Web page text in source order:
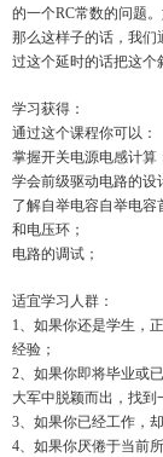
的一个RC常数的问题
那么这样子的话，我们
过这个延时的话把这个
学习获得：
通过这个课程你可以：
掌握开关电源电感计算
学会前级驱动电路的设
了解自举电容自举电
和电压环；
电路的调试；
适宜学习人群：
1、如果你还是学生，
经验；
2、如果你即将毕业或
大军中脱颖而出，找到
3、如果你已经工作，
4、如果你厌倦于当前